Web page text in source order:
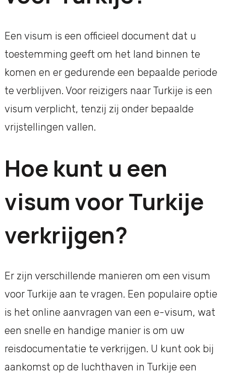
Een visum is een officieel document dat u
toestemming geeft om het land binnen te
komen en er gedurende een bepaalde periode
te verblijven. Voor reizigers naar Turkije is een
visum verplicht, tenzij zij onder bepaalde
vrijstellingen vallen.
Hoe kunt u een
visum voor Turkije
verkrijgen?
Er zijn verschillende manieren om een visum
voor Turkije aan te vragen. Een populaire optie
is het online aanvragen van een e-visum, wat
een snelle en handige manier is om uw
reisdocumentatie te verkrijgen. U kunt ook bij
aankomst op de luchthaven in Turkije een